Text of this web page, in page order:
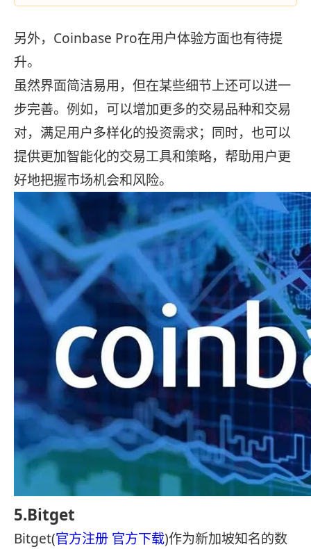
另外，Coinbase Pro在用户体验方面也有待提
升。
虽然界面简洁易用，但在某些细节上还可以进一
步完善。例如，可以增加更多的交易品种和交易
对，满足用户多样化的投资需求；同时，也可以
提供更加智能化的交易工具和策略，帮助用户更
好地把握市场机会和风险。
5.Bitget
Bitget(官方注册 官方下载)作为新加坡知名的数